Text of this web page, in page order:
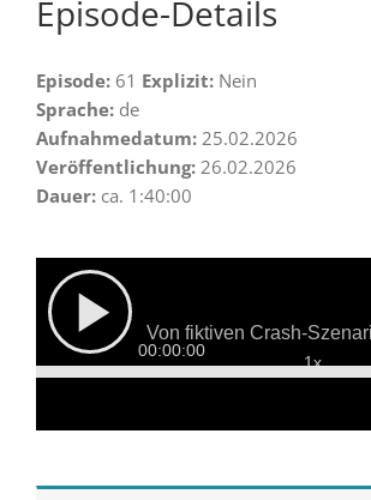
Episode-Details
Episode:61 Explizit:Nein
Sprache:de
Aufnahmedatum:25.02.2026
Veröffentlichung:26.02.2026
Dauer:ca. 1:40:00